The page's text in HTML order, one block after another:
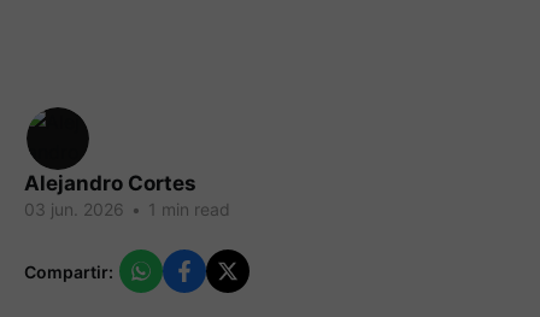
Alejandro Cortes
03 jun. 2026 • 1 min read
Compartir: